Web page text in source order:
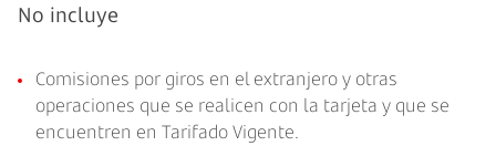
No incluye
Comisiones por giros en el extranjero y otras
operaciones que se realicen con la tarjeta y que se
encuentren en Tarifado Vigente.